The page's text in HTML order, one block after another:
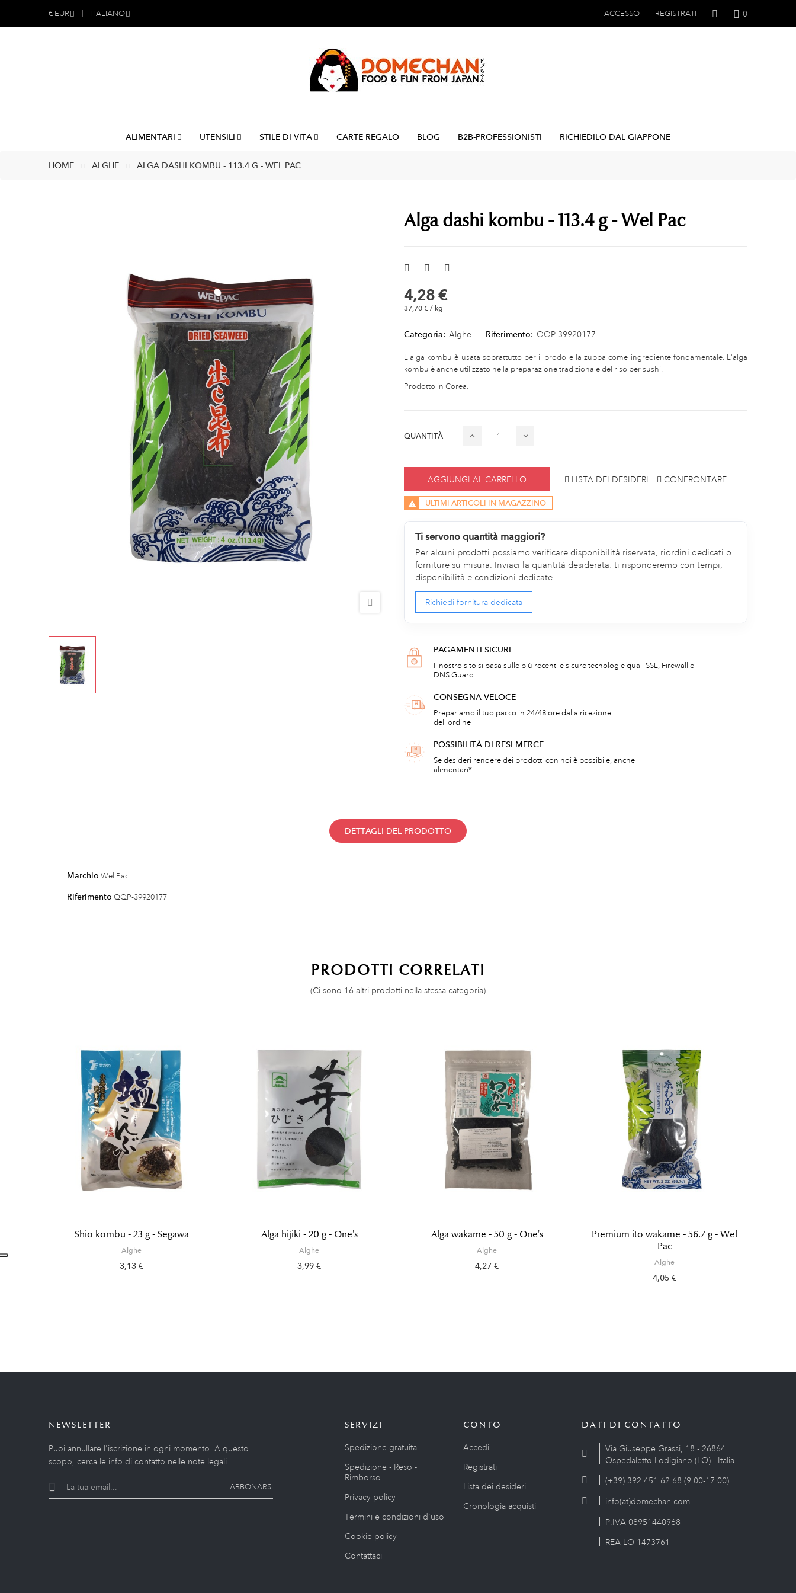
€ EUR ITALIANO ACCESSO REGISTRATI 0
ALIMENTARI UTENSILI STILE DI VITA CARTE REGALO BLOG B2B-PROFESSIONISTI RICHIEDILO DAL GIAPPONE
HOME ALGHE ALGA DASHI KOMBU - 113.4 G - WEL PAC
Alga dashi kombu - 113.4 g - Wel Pac
4,28 €
37,70 € / kg
Categoria: Alghe Riferimento: QQP-39920177
L'alga kombu è usata soprattutto per il brodo e la zuppa come ingrediente fondamentale. L'alga
kombu è anche utilizzato nella preparazione tradizionale del riso per sushi.
Prodotto in Corea.
QUANTITÀ
AGGIUNGI AL CARRELLO LISTA DEI DESIDERI CONFRONTARE
ULTIMI ARTICOLI IN MAGAZZINO
Ti servono quantità maggiori?
Per alcuni prodotti possiamo verificare disponibilità riservata, riordini dedicati o
forniture su misura. Inviaci la quantità desiderata: ti risponderemo con tempi,
disponibilità e condizioni dedicate.
Richiedi fornitura dedicata
PAGAMENTI SICURI
Il nostro sito si basa sulle più recenti e sicure tecnologie quali SSL, Firewall e
DNS Guard
CONSEGNA VELOCE
Prepariamo il tuo pacco in 24/48 ore dalla ricezione
dell'ordine
POSSIBILITÀ DI RESI MERCE
Se desideri rendere dei prodotti con noi è possibile, anche
alimentari*
DETTAGLI DEL PRODOTTO
Marchio Wel Pac
Riferimento QQP-39920177
PRODOTTI CORRELATI
(Ci sono 16 altri prodotti nella stessa categoria)
Shio kombu - 23 g - Segawa
Alghe
3,13 €
Alga hijiki - 20 g - One's
Alghe
3,99 €
Alga wakame - 50 g - One's
Alghe
4,27 €
Premium ito wakame - 56.7 g - Wel
Pac
Alghe
4,05 €
NEWSLETTER
Puoi annullare l'iscrizione in ogni momento. A questo
scopo, cerca le info di contatto nelle note legali.
ABBONARSI
SERVIZI
Spedizione gratuita
Spedizione - Reso -
Rimborso
Privacy policy
Termini e condizioni d'uso
Cookie policy
Contattaci
CONTO
Accedi
Registrati
Lista dei desideri
Cronologia acquisti
DATI DI CONTATTO
Via Giuseppe Grassi, 18 - 26864
Ospedaletto Lodigiano (LO) - Italia
(+39) 392 451 62 68 (9.00-17.00)
info(at)domechan.com
P.IVA 08951440968
REA LO-1473761